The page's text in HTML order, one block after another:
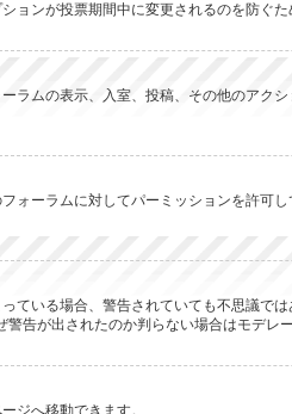
ョンが投票期間中に変更されるのを防ぐた
ムの表示、入室、投稿、その他のアク
ーラムに対してパーミッションを許可
いる場合、警告されていても不思議で
告が出されたのか判らない場合はモデレ
ジへ移動できます。